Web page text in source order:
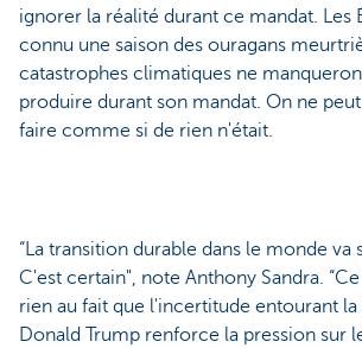
ignorer la réalité durant ce mandat. Les
connu une saison des ouragans
catastrophes climatiques ne
produire durant son mandat. On ne
faire comme si de rien n'était.
“La transition durable dans le monde va
C'est certain", note Anthony Sandra.
rien au fait que l'incertitude entourant
Donald Trump renforce la pression sur